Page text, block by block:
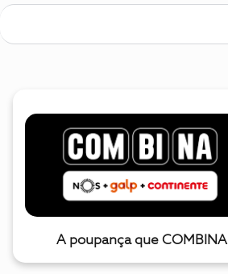
A poupança que COMBINA